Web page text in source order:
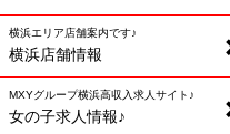
横浜エリア店舗案内です♪
横浜店舗情報
MXYグループ横浜高収入求人サイト♪
女の子求人情報♪